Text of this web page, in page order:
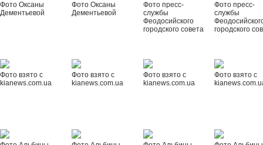
Фото Оксаны
Дементьевой
Фото Оксаны
Дементьевой
Фото пресс-
службы
Феодосийского
городского совета
Фото пресс-
службы
городского
Фото взято с
kianews.com.ua
Фото взято с
kianews.com.ua
Фото взято с
kianews.com.ua
Фото взято с